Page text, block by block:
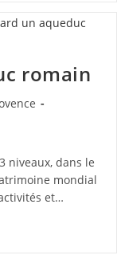
romain
niveaux, dans le
mondial
et…